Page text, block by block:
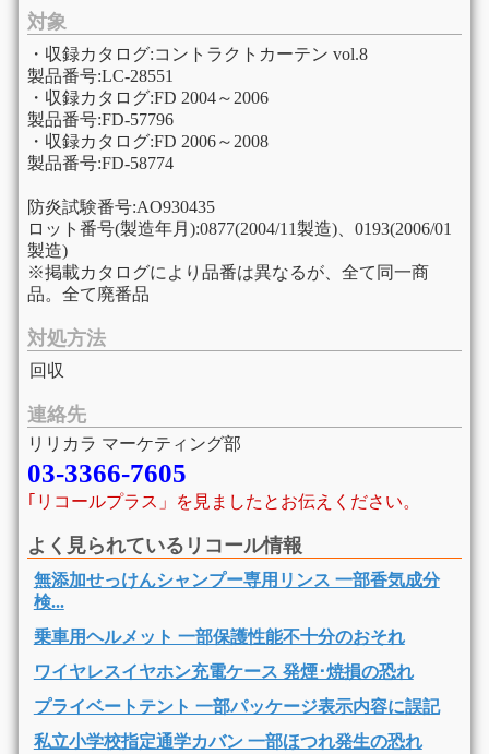
対象
・収録カタログ:コントラクトカーテン vol.8
製品番号:LC-28551
・収録カタログ:FD 2004～2006
製品番号:FD-57796
・収録カタログ:FD 2006～2008
製品番号:FD-58774
防炎試験番号:AO930435
ロット番号(製造年月):0877(2004/11製造)、0193(2006/01
製造)
※掲載カタログにより品番は異なるが、全て同一商
品。全て廃番品
対処方法
回収
連絡先
リリカラ マーケティング部
03-3366-7605
｢リコールプラス」を見ましたとお伝えください。
よく見られているリコール情報
無添加せっけんシャンプー専用リンス 一部香気成分
検...
乗車用ヘルメット 一部保護性能不十分のおそれ
ワイヤレスイヤホン充電ケース 発煙･焼損の恐れ
プライベートテント 一部パッケージ表示内容に誤記
私立小学校指定通学カバン 一部ほつれ発生の恐れ